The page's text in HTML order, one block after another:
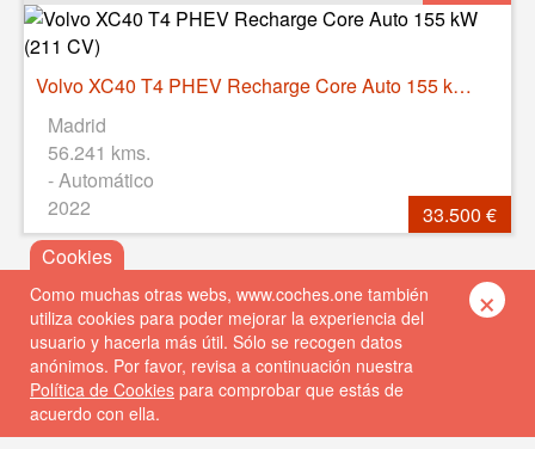
Volvo XC40 T4 PHEV Recharge Core Auto 155 kW (211 CV)
Madrid
56.241 kms.
- Automático
2022
33.500 €
Como muchas otras webs, www.coches.one también
utiliza cookies para poder mejorar la experiencia del
usuario y hacerla más útil. Sólo se recogen datos
anónimos. Por favor, revisa a continuación nuestra
Política de Cookies para comprobar que estás de
acuerdo con ella.
×